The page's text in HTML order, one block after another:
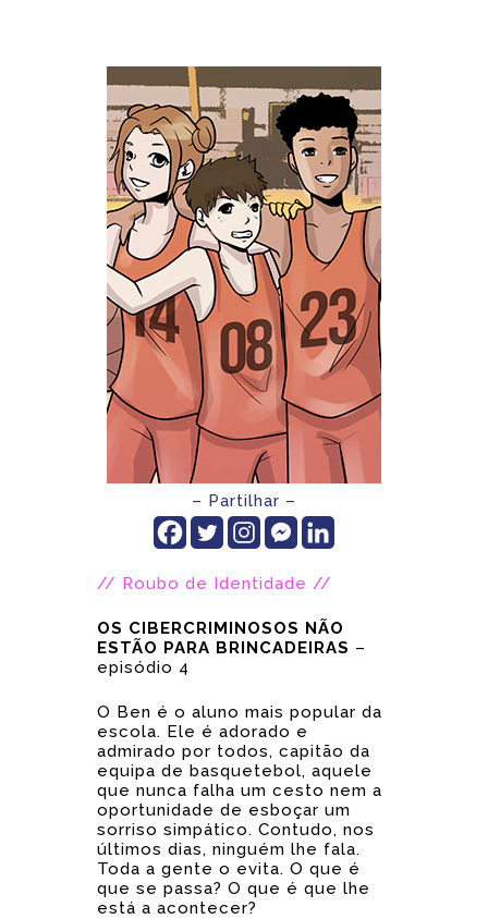
– Partilhar –
// Roubo de Identidade //
OS CIBERCRIMINOSOS NÃO
ESTÃO PARA BRINCADEIRAS –
episódio 4
O Ben é o aluno mais popular da
escola. Ele é adorado e
admirado por todos, capitão da
equipa de basquetebol, aquele
que nunca falha um cesto nem a
oportunidade de esboçar um
sorriso simpático. Contudo, nos
últimos dias, ninguém lhe fala.
Toda a gente o evita. O que é
que se passa? O que é que lhe
está a acontecer?